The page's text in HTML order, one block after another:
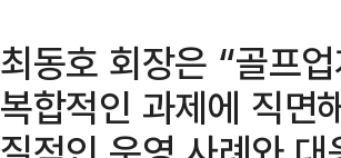
최동호 회장은 “골프
복합적인 과제에 직면